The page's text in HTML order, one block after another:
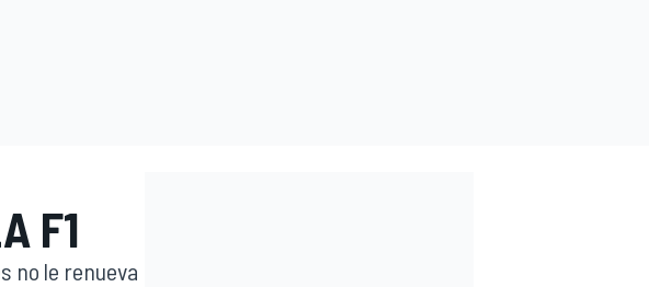
F1
no le renueva